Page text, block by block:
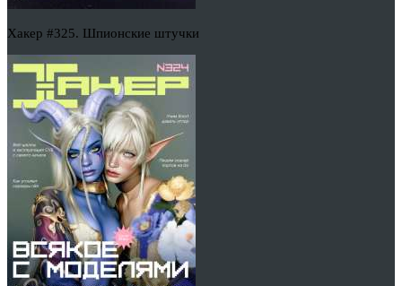
Хакер #325. Шпионские штучки